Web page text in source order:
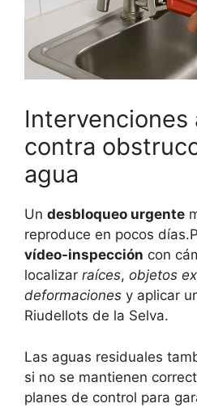
Intervenciones
contra
agua
Un desbloqueo urgente
reproduce en pocos
vídeo-inspección con
localizar raíces, objetos
deformaciones y aplicar
Riudellots de la Selva.
Las aguas residuales
si no se mantienen
planes de control para